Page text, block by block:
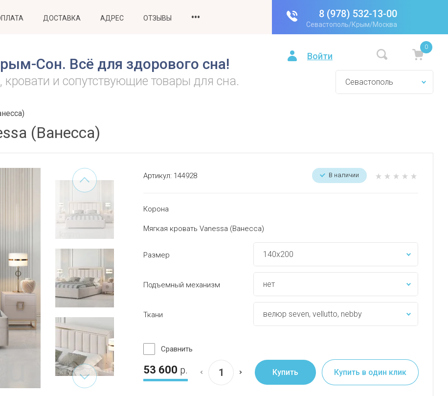
ДОСТАВКА АДРЕС ОТЗЫВЫ ••• 8 (978) 532-13-00
Севастополь/Крым/Москва
Сон. Всё для здорового сна!
и сопутствующие товары для сна.
Войти
0
(Ванесса)
Артикул: 144928 В наличии
Корона
53 600 р. Купить Купить в один клик
Мягкая кровать Vanessa (Ванесса)
Размер
Подъемный механизм
Ткани
Сравнить